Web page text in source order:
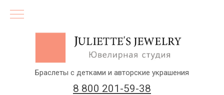
8 800 201-59-38
Браслеты с детками и авторские украшения